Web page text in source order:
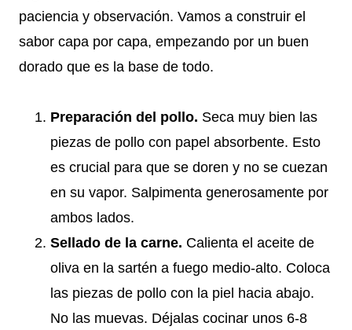
paciencia y observación. Vamos a construir el
sabor capa por capa, empezando por un buen
dorado que es la base de todo.
Preparación del pollo. Seca muy bien las
piezas de pollo con papel absorbente. Esto
es crucial para que se doren y no se cuezan
en su vapor. Salpimenta generosamente por
ambos lados.
Sellado de la carne. Calienta el aceite de
oliva en la sartén a fuego medio-alto. Coloca
las piezas de pollo con la piel hacia abajo.
No las muevas. Déjalas cocinar unos 6-8